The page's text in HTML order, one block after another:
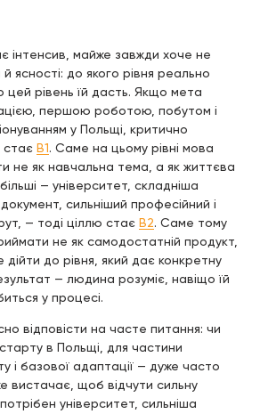
інтенсив, майже завжди хоче не
й ясності: до якого рівня реально
цей рівень їй дасть. Якщо мета
першою роботою, побутом і
у Польщі, критично
стає B1. Саме на цьому рівні мова
не як навчальна тема, а як життєва
— університет, складніша
документ, сильніший професійний і
— тоді ціллю стає B2. Саме тому
не як самодостатній продукт,
до рівня, який дає конкретну
— людина розуміє, навіщо їй
у процесі.
відповісти на часте питання: чи
в Польщі, для частини
і базової адаптації — дуже часто
вистачає, щоб відчути сильну
університет, сильніша